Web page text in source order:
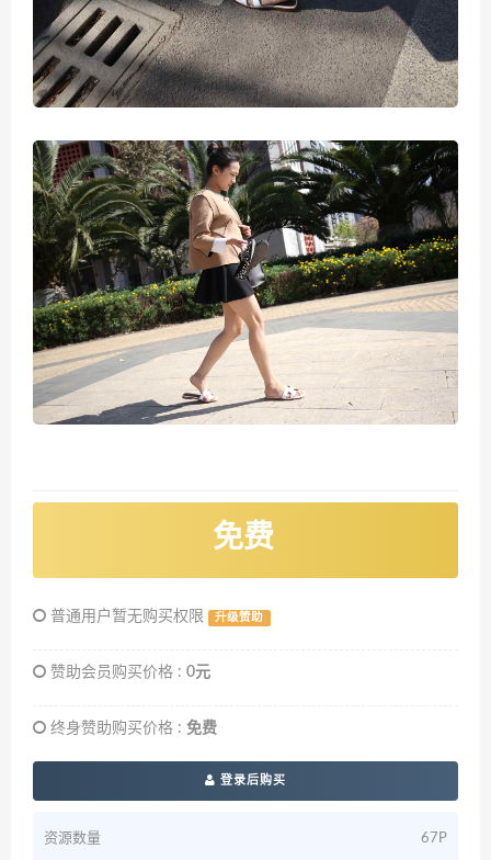
免费
普通用户暂无购买权限 升级赞助
赞助会员购买价格 : 0元
终身赞助购买价格 : 免费
登录后购买
资源数量 67P